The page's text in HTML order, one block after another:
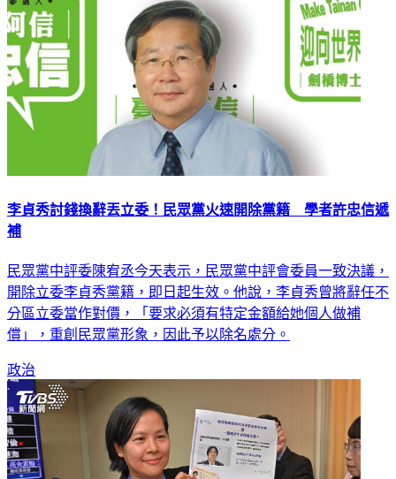
李貞秀討錢換辭丟立委！民眾黨火速開除黨籍 學者許忠信遞
補
民眾黨中評委陳宥丞今天表示，民眾黨中評會委員一致決議，
開除立委李貞秀黨籍，即日起生效。他說，李貞秀曾將辭任不
分區立委當作對價，「要求必須有特定金額給她個人做補
償」，重創民眾黨形象，因此予以除名處分。
政治